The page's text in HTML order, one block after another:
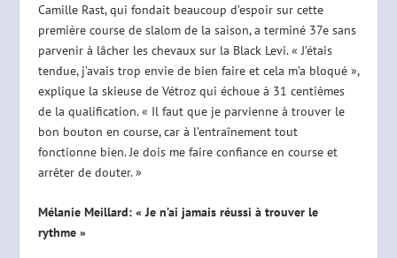
Camille Rast, qui fondait beaucoup d’espoir sur cette
première course de slalom de la saison, a terminé 37e sans
parvenir à lâcher les chevaux sur la Black Levi. « J’étais
tendue, j’avais trop envie de bien faire et cela m’a bloqué »,
explique la skieuse de Vétroz qui échoue à 31 centièmes
de la qualification. « Il faut que je parvienne à trouver le
bon bouton en course, car à l’entraînement tout
fonctionne bien. Je dois me faire confiance en course et
arrêter de douter. »
Mélanie Meillard: « Je n’ai jamais réussi à trouver le
rythme »